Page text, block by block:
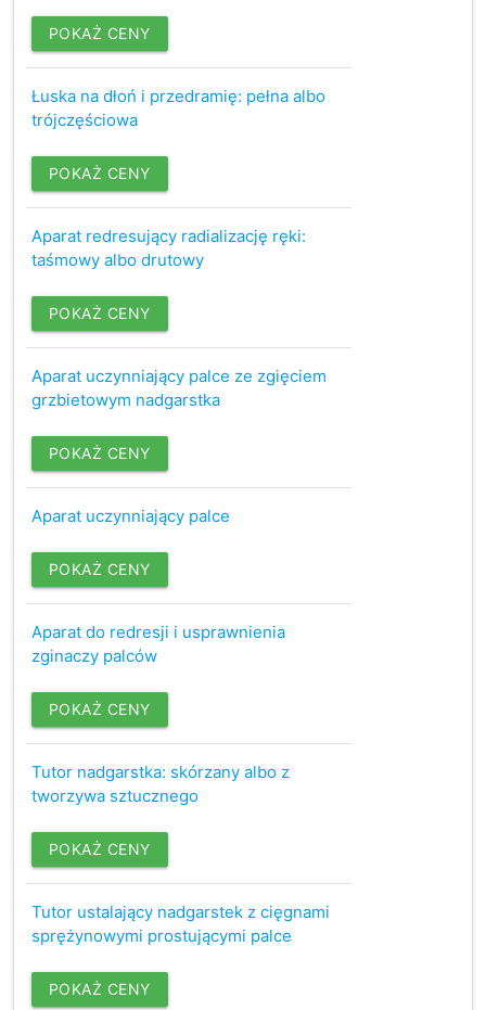
POKAŻ CENY
Łuska na dłoń i przedramię: pełna albo
trójczęściowa
POKAŻ CENY
Aparat redresujący radializację ręki:
taśmowy albo drutowy
POKAŻ CENY
Aparat uczynniający palce ze zgięciem
grzbietowym nadgarstka
POKAŻ CENY
Aparat uczynniający palce
POKAŻ CENY
Aparat do redresji i usprawnienia
zginaczy palców
POKAŻ CENY
Tutor nadgarstka: skórzany albo z
tworzywa sztucznego
POKAŻ CENY
Tutor ustalający nadgarstek z cięgnami
sprężynowymi prostującymi palce
POKAŻ CENY